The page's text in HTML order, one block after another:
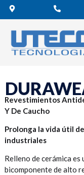
Revestimientos
Y De Caucho
Prolonga la vida útil
industriales
Relleno de cerámica
bicomponente de alto